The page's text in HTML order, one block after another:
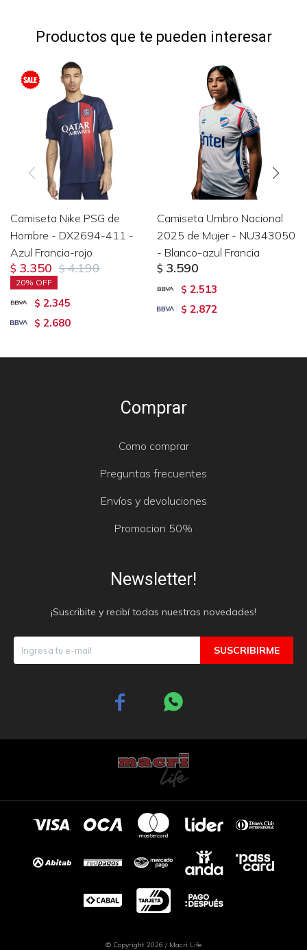
Productos que te pueden interesar
Camiseta Nike PSG de
Hombre - DX2694-411 -
Azul Francia-rojo
$ 3.350 $ 4.190
20
$ 2.345
$ 2.680
Camiseta Umbro Nacional
2025 de Mujer - NU343050
- Blanco-azul Francia
$ 3.590
$ 2.513
$ 2.872
Comprar
Como comprar
Preguntas frecuentes
Envíos y devoluciones
Promocion 50%
Newsletter!
¡Suscribite y recibí todas nuestras novedades!
SUSCRIBIRME
 
© Copyright 2026 / Macri Life